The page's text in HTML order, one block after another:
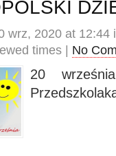
wrz, 2020 at 12:44
times | No
20